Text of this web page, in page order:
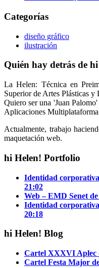
Categorías
diseño gráfico
ilustración
Quién hay detrás de
La Helen: Técnica en
Superior de Artes Plásticas
Quiero ser una 'Juan
Aplicaciones
Actualmente, trabajo
maquetación web.
hi Helen! Portfolio
Identidad
21:02
Web – EMD Senet
Identidad
20:18
hi Helen! Blog
Cartel XXXVI Aplec
Cartel Festa Major